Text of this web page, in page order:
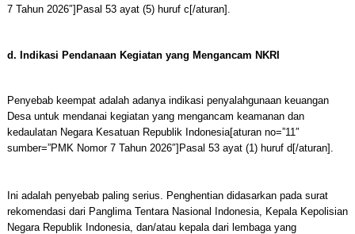
7 Tahun 2026″]Pasal 53 ayat (5) huruf c[/aturan].
d. Indikasi Pendanaan Kegiatan yang Mengancam NKRI
Penyebab keempat adalah adanya indikasi penyalahgunaan keuangan
Desa untuk mendanai kegiatan yang mengancam keamanan dan
kedaulatan Negara Kesatuan Republik Indonesia[aturan no=”11″
sumber=”PMK Nomor 7 Tahun 2026″]Pasal 53 ayat (1) huruf d[/aturan].
Ini adalah penyebab paling serius. Penghentian didasarkan pada surat
rekomendasi dari Panglima Tentara Nasional Indonesia, Kepala Kepolisian
Negara Republik Indonesia, dan/atau kepala dari lembaga yang